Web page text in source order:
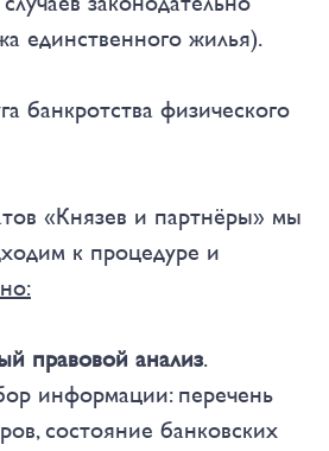
единственного жилья).
банкротства физического
«Князев и партнёры» мы
к процедуре и
правовой анализ.
информации: перечень
состояние банковских